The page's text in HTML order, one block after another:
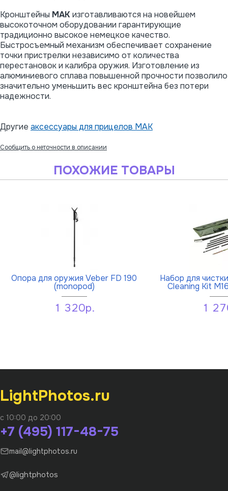
Кронштейны MAKизготавливаются на новейшем
высокоточном оборудовании гарантирующие
традиционно высокое немецкое качество.
Быстросъемный механизм обеспечивает сохранение
точки пристрелки независимо от количества
перестановок и калибра оружия. Изготовление из
алюминиевого сплава повышенной прочности позволило
значительно уменьшить вес кронштейна без потери
надежности.
Другие аксессуары для прицелов MAK
Сообщить о неточности в описании
ПОХОЖИЕ ТОВАРЫ
Опора для оружия Veber FD 190
(monopod)
1 320р.
Набор для
Cleaning Kit
1
LightPhotos.ru
с 10:00 до 20:00
+7 (495) 117-48-75
mail@lightphotos.ru
@lightphotos